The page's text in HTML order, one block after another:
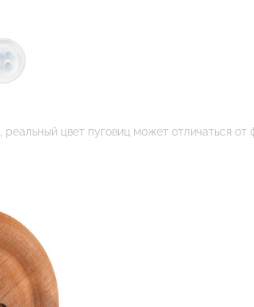
цвет пуговиц может отличаться от